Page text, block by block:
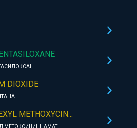
DIOXIDE
METHOXYCIN...
МЕТОКСИЦИННАМАТ